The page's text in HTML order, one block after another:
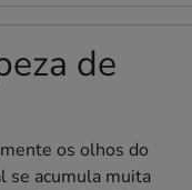
de
os olhos do
se acumula muita